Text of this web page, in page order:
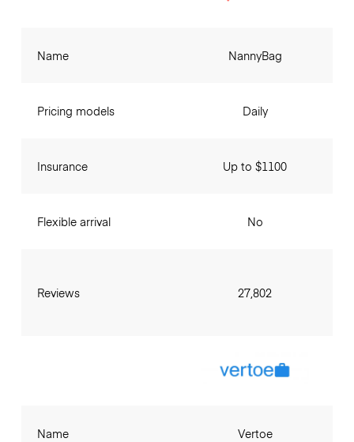
Name
Pricing models
Insurance
Flexible arrival
Reviews
NannyBag
Daily
Up to $1100
No
27,802
Name Vertoe